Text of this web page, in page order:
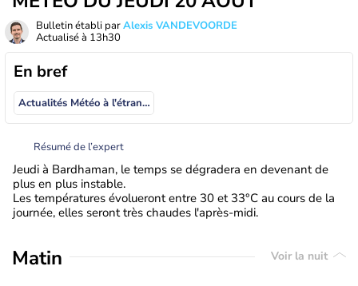
Bulletin établi parAlexis VANDEVOORDE
Actualisé à 13h30
En bref
Actualités Météo à l'étranger
Résumé de l’expert
Jeudi à Bardhaman, le temps se dégradera en devenant de
plus en plus instable.
Les températures évolueront entre 30 et 33°C au cours de la
journée, elles seront très chaudes l'après-midi.
Matin Voir la nuit